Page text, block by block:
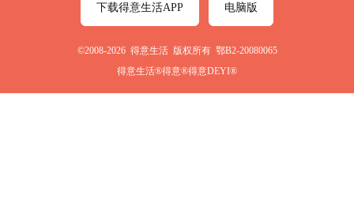
下载得意生活APP 电脑版
©2008-2026 得意生活 版权所有 鄂B2-20080065
得意生活®得意®得意DEYI®